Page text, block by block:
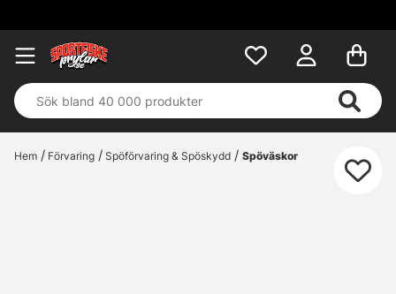
Hem Förvaring Spöförvaring & Spöskydd Spöväskor